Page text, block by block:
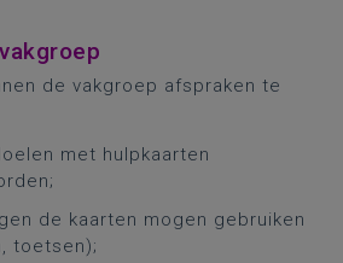
de vakgroep afspraken te
met hulpkaarten
de kaarten mogen gebruiken
toetsen);